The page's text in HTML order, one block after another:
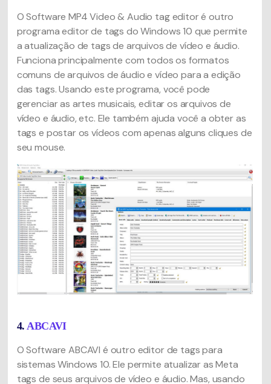
O Software MP4 Video & Audio tag editor é outro
programa editor de tags do Windows 10 que permite
a atualização de tags de arquivos de vídeo e áudio.
Funciona principalmente com todos os formatos
comuns de arquivos de áudio e vídeo para a edição
das tags. Usando este programa, você pode
gerenciar as artes musicais, editar os arquivos de
vídeo e áudio, etc. Ele também ajuda você a obter as
tags e postar os vídeos com apenas alguns cliques de
seu mouse.
4. ABCAVI
O Software ABCAVI é outro editor de tags para
sistemas Windows 10. Ele permite atualizar as Meta
tags de seus arquivos de vídeo e áudio. Mas, usando